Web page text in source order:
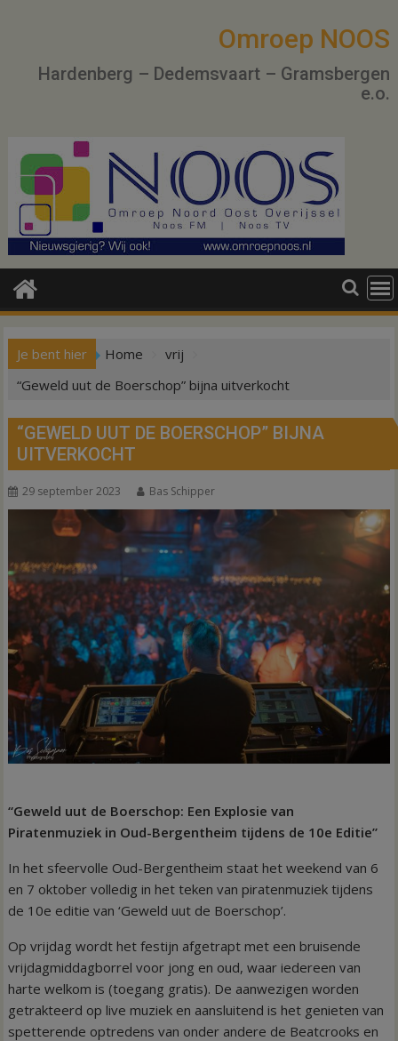
Omroep NOOS
Hardenberg – Dedemsvaart – Gramsbergen
e.o.
Je bent hier Home
vrij
“Geweld uut de Boerschop” bijna uitverkocht
“GEWELD UUT DE BOERSCHOP” BIJNA
UITVERKOCHT
29 september 2023 Bas Schipper
“Geweld uut de Boerschop: Een Explosie van
Piratenmuziek in Oud-Bergentheim tijdens de 10e Editie”
In het sfeervolle Oud-Bergentheim staat het weekend van 6
en 7 oktober volledig in het teken van piratenmuziek tijdens
de 10e editie van ‘Geweld uut de Boerschop’.
Op vrijdag wordt het festijn afgetrapt met een bruisende
vrijdagmiddagborrel voor jong en oud, waar iedereen van
harte welkom is (toegang gratis). De aanwezigen worden
getrakteerd op live muziek en aansluitend is het genieten van
spetterende optredens van onder andere de Beatcrooks en